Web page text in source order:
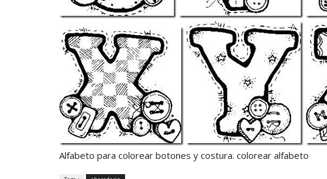
Alfabeto para colorear botones y costura. colorear alfabeto